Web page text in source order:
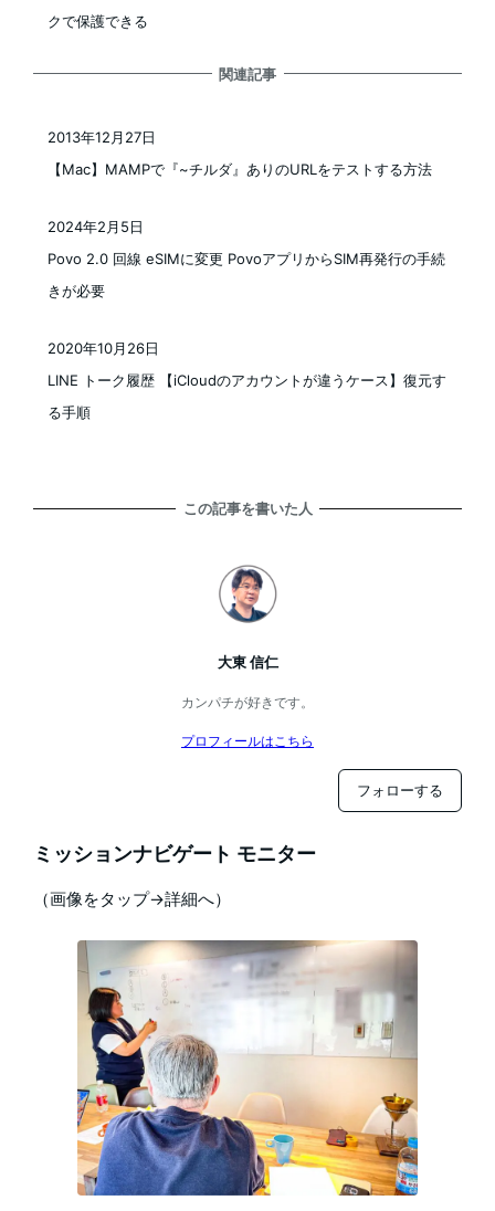
クで保護できる
関連記事
【Mac】MAMPで『~チルダ』ありのURLをテストする方法
2013年12月27日
Povo 2.0 回線 eSIMに変更 PovoアプリからSIM再発行の手続
きが必要
2024年2月5日
LINE トーク履歴 【iCloudのアカウントが違うケース】復元す
る手順
2020年10月26日
この記事を書いた人
大東 信仁
カンパチが好きです。
プロフィールはこちら
フォローする
ミッションナビゲート モニター
（画像をタップ→詳細へ）